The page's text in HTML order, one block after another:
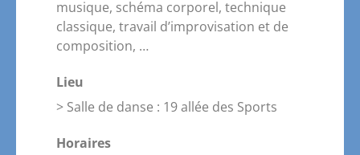
musique, schéma corporel, technique
classique, travail d’improvisation et de
composition, …
Lieu
> Salle de danse : 19 allée des Sports
Horaires